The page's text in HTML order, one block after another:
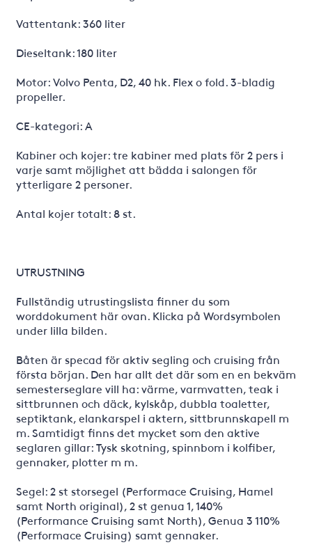
Vattentank: 360 liter
Dieseltank: 180 liter
Motor: Volvo Penta, D2, 40 hk. Flex o fold. 3-bladig
propeller.
CE-kategori: A
Kabiner och kojer: tre kabiner med plats för 2 pers i
varje samt möjlighet att bädda i salongen för
ytterligare 2 personer.
Antal kojer totalt: 8 st.
UTRUSTNING
Fullständig utrustingslista finner du som
worddokument här ovan. Klicka på Wordsymbolen
under lilla bilden.
Båten är specad för aktiv segling och cruising från
första början. Den har allt det där som en en bekväm
semesterseglare vill ha: värme, varmvatten, teak i
sittbrunnen och däck, kylskåp, dubbla toaletter,
septiktank, elankarspel i aktern, sittbrunnskapell m
m. Samtidigt finns det mycket som den aktive
seglaren gillar: Tysk skotning, spinnbom i kolfiber,
gennaker, plotter m m.
Segel: 2 st storsegel (Performace Cruising, Hamel
samt North original), 2 st genua 1, 140%
(Performance Cruising samt North), Genua 3 110%
(Performace Cruising) samt gennaker.